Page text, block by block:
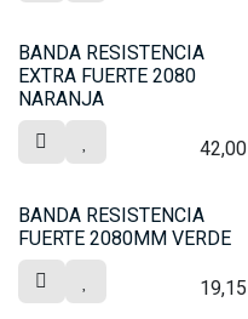
BANDA RESISTENCIA
EXTRA FUERTE 2080
NARANJA
42,00
BANDA RESISTENCIA
FUERTE 2080MM VERDE
19,15